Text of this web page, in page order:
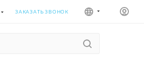
ЗАКАЗАТЬ ЗВОНОК